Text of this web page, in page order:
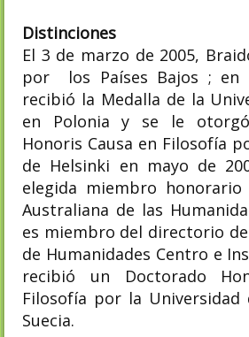
Distinciones
El 3 de marzo de 2005,
por los Países Bajos ; en
recibió la Medalla de la
en Polonia y se le
Honoris Causa en Filosofía
de Helsinki en mayo de
elegida miembro honorario
Australiana de las
es miembro del directorio de
de Humanidades Centro e
recibió un Doctorado
Filosofía por la Universidad
Suecia.